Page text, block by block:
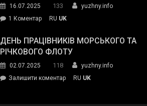
команда
укриття
16.07.2025 133
yuzhny.info
1 Коментардо
Південного
зустрілася
представниками
молодіжної
RU UK
ДЕНЬ ПРАЦІВНИКІВ МОРСЬКОГО ТА
РІЧКОВОГО ФЛОТУ
02.07.2025 118
yuzhny.info
Залишити коментарon
RU UK